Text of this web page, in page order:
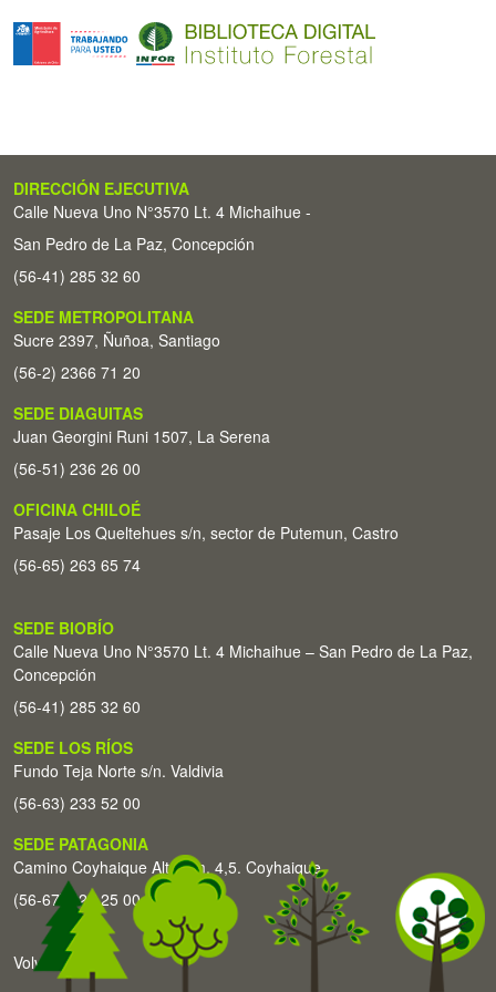
DIRECCIÓN EJECUTIVA
Calle Nueva Uno N°3570 Lt. 4 Michaihue -
San Pedro de La Paz, Concepción
(56-41) 285 32 60
SEDE METROPOLITANA
Sucre 2397, Ñuñoa, Santiago
(56-2) 2366 71 20
SEDE DIAGUITAS
Juan Georgini Runi 1507, La Serena
(56-51) 236 26 00
OFICINA CHILOÉ
Pasaje Los Queltehues s/n, sector de Putemun, Castro
(56-65) 263 65 74
SEDE BIOBÍO
Calle Nueva Uno N°3570 Lt. 4 Michaihue – San Pedro de La Paz,
Concepción
(56-41) 285 32 60
SEDE LOS RÍOS
Fundo Teja Norte s/n. Valdivia
(56-63) 233 52 00
SEDE PATAGONIA
Camino Coyhaique Alto Km. 4,5. Coyhaique
(56-67) 226 25 00
Volver arriba